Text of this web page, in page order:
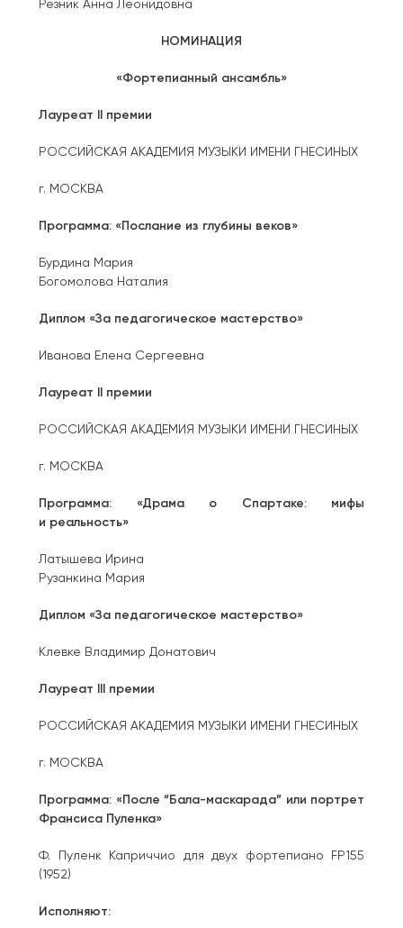
Резник Анна Леонидовна
НОМИНАЦИЯ
«Фортепианный ансамбль»
Лауреат II премии
РОССИЙСКАЯ АКАДЕМИЯ МУЗЫКИ ИМЕНИ ГНЕСИНЫХ
г. МОСКВА
Программа: «Послание из глубины веков»
Бурдина Мария
Богомолова Наталия
Диплом «За педагогическое мастерство»
Иванова Елена Сергеевна
Лауреат II премии
РОССИЙСКАЯ АКАДЕМИЯ МУЗЫКИ ИМЕНИ ГНЕСИНЫХ
г. МОСКВА
Программа: «Драма о Спартаке: мифы
и реальность»
Латышева Ирина
Рузанкина Мария
Диплом «За педагогическое мастерство»
Клевке Владимир Донатович
Лауреат III премии
РОССИЙСКАЯ АКАДЕМИЯ МУЗЫКИ ИМЕНИ ГНЕСИНЫХ
г. МОСКВА
Программа: «После “Бала-маскарада” или портрет
Франсиса Пуленка»
Ф. Пуленк Каприччио для двух фортепиано FP155
(1952)
Исполняют: